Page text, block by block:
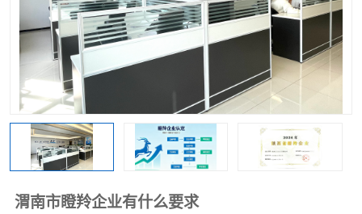
渭南市瞪羚企业有什么要求